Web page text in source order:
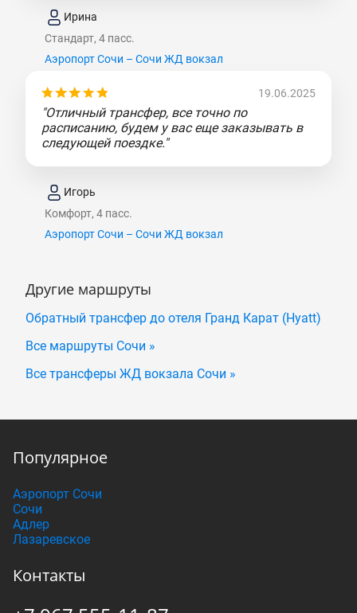
Ирина
Стандарт, 4 пасс.
Аэропорт Сочи – Сочи ЖД вокзал
19.06.2025
"Отличный трансфер, все точно по
расписанию, будем у вас еще заказывать в
следующей поездке."
Игорь
Комфорт, 4 пасс.
Аэропорт Сочи – Сочи ЖД вокзал
Другие маршруты
Обратный трансфер до отеля Гранд Карат (Hyatt)
Все маршруты Сочи »
Все трансферы ЖД вокзала Сочи »
Популярное
Аэропорт Сочи
Сочи
Адлер
Лазаревское
Контакты